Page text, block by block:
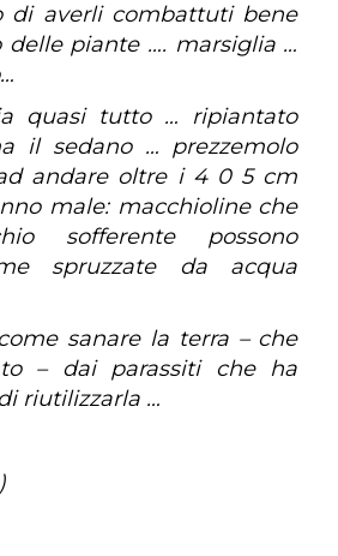
di averli combattuti bene
delle piante …. marsiglia …
quasi tutto … ripiantato
il sedano … prezzemolo
andare oltre i 4 0 5 cm
male: macchioline che
sofferente possono
spruzzate da acqua
sanare la terra – che
– dai parassiti che ha
riutilizzarla …